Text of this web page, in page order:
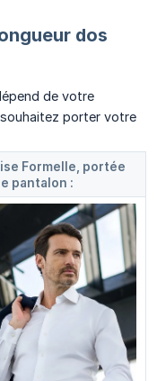
dos
de votre
porter votre
Formelle, portée
pantalon :